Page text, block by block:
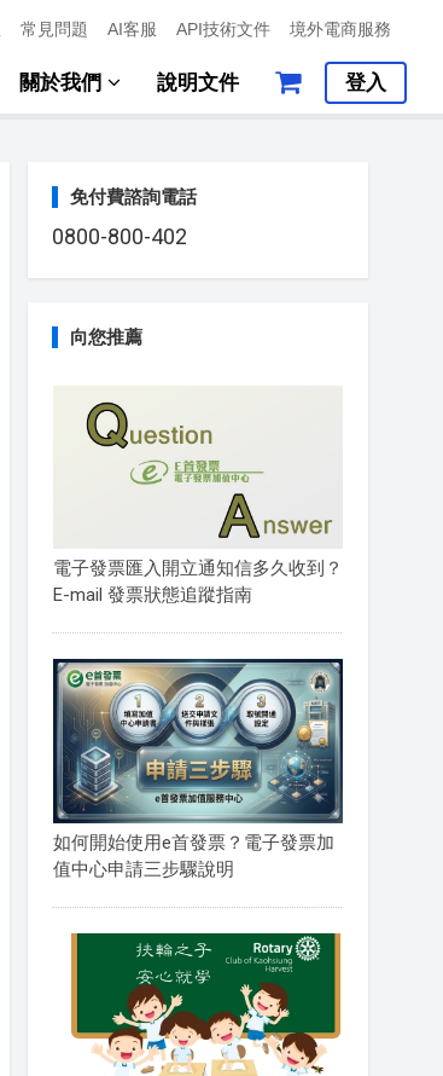
常見問題 AI客服 API技術文件 境外電商服務
關於我們 說明文件 登入
免付費諮詢電話
0800-800-402
向您推薦
電子發票匯入開立通知信多久收到？
E-mail 發票狀態追蹤指南
如何開始使用e首發票？電子發票加
值中心申請三步驟說明